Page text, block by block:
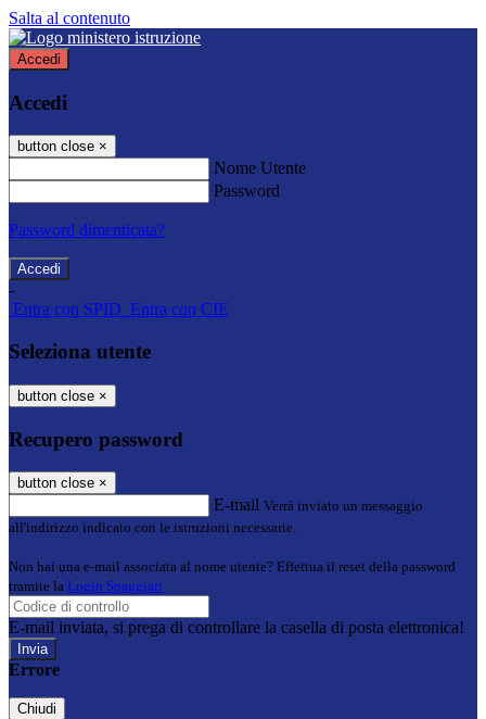
Salta al contenuto
Accedi
Accedi
button close ×
Nome Utente
Password
Password dimenticata?
-
Entra con SPID Entra con CIE
Seleziona utente
button close ×
Recupero password
button close ×
E-mail Verrà inviato un messaggio
all'indirizzo indicato con le istruzioni necessarie.
Non hai una e-mail associata al nome utente? Effettua il reset della password
tramite la Login Spaggiari
E-mail inviata, si prega di controllare la casella di posta elettronica!
Errore
Chiudi